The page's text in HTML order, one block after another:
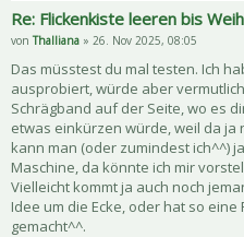
Re: Flickenkiste leeren bis
vonThalliana » 26. Nov 2025, 08:05
Das müsstest du mal testen. Ich
ausprobiert, würde aber
Schrägband auf der Seite, wo es
etwas einkürzen würde, weil da ja
kann man (oder zumindest ich^^)
Maschine, da könnte ich mir
Vielleicht kommt ja auch noch
Idee um die Ecke, oder hat so
gemacht^^.